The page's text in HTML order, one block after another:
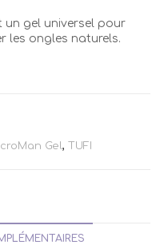
un gel universel pour
les ongles naturels.
Gel,TUFI